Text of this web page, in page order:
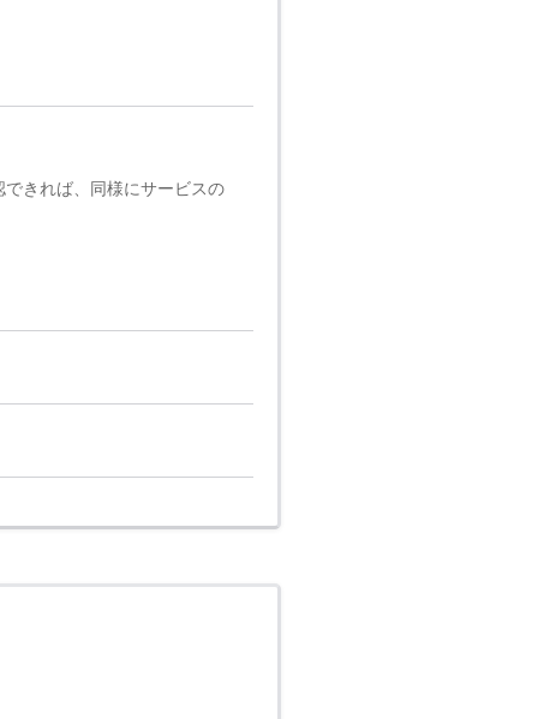
きれば、同様にサービスの